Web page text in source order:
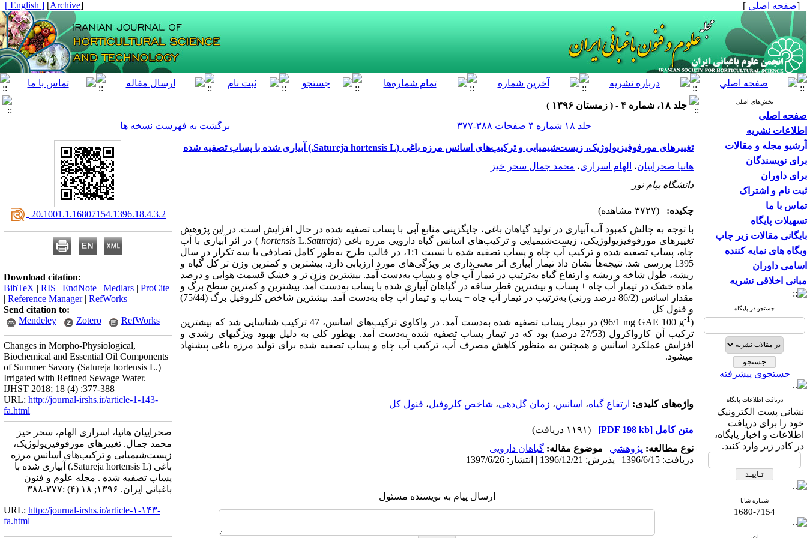
[صفحه اصلی ]
[
Archive
]
[ English ]
بخش‌های اصلی
صفحه اصلی
اطلاعات نشریه
آرشیو مجله و مقالات
برای نویسندگان
برای داوران
ثبت نام و اشتراک
تماس با ما
تسهیلات پایگاه
بایگانی مقالات زیر چاپ
وبگاه های نمایه کننده
اسامی داوران
مبانی اخلاقی نشریه
جستجو در پایگاه
جستجوی پیشرفته
دریافت اطلاعات پایگاه
نشانی پست الکترونیک
خود را برای دریافت
اطلاعات و اخبار پایگاه،
در کادر زیر وارد کنید.
شماره شاپا
1680-7154
جلد ۱۸، شماره ۴ - ( زمستان ۱۳۹۶ )
جلد ۱۸ شماره ۴ صفحات ۳۸۸-۳۷۷
برگشت به فهرست نسخه ها
تغییرهای مورفوفیزیولوژیک، زیست‌شیمیایی و ترکیب‌های اسانس مرزه باغی (Satureja hortensis L.) آبیاری شده با پساب تصفیه شده
هانیا صحراییان، الهام اسراری، محمد جمال سحر خیز
دانشگاه پیام نور
چکیده:
(۳۷۲۷ مشاهده)
با توجه به چالش‏ کمبود آب آبیاری در تولید گیاهان باغی، جایگزینی منابع آبی با پساب تصفیه شده در حال افزایش است. در این پژوهش
تغییرهای مورفوفیزیولوژیکی، زیست‌شیمیایی و ترکیب‌های اسانس گیاه دارویی مرزه باغی (Satureja
hortensisL.
) در اثر آبیاری با آب
چاه، پساب تصفیه شده و ترکیب آب چاه و پساب تصفیه شده با نسبت 1:1، در قالب طرح به‌طور کامل تصادفی
با سه تکرار در سال
1395 بررسی شد.
نتیجه‌ها نشان داد تیمار آبیاری اثر معنی‌‌داری بر ویژگی‌های مورد ارزیابی دارد. بیشترین و کمترین وزن تر کلگیاه و
ریشه، طول شاخه و ریشه و ارتفاع گیاه به‌ترتیب در تیمار آب چاه و پساب به‌دست آمد. بیشترین وزن تر و خشک قسمت هوایی و درصد
ماده خشک در تیمار آب چاه + پساب و بیشترین قطر ساقه در گیاهان آبیاری شده با پساب به‌دست آمد. بیشترین و کمترین سطح برگ و
مقدار اسانس (86/2 درصد وزنی) به‌ترتیب در تیمار آب چاه +
پساب
و تیمار آب چاه به‌دست آمد. بیشترین شاخص کلروفیل برگ (75/44)
و فنول کل
(
mg GAE 100 g-1 پساب
تصفیه شده به‌دست آمد. در واکاوی ترکیب‌های اسانس، 47 ترکیب شناسایی شد که بیشترین
ترکیب آن کارواکرول (27/53 درصد) بود که در تیمار پساب تصفیه شده به‌دست آمد. به‏طور کلی به دلیل بهبود ویژگی‏های رشدی و
افزایش عملکرد اسانس و همچنین به منظور کاهش مصرف آب، ترکیب آب چاه و پساب تصفیه شده برای تولید مرزه باغی پیشنهاد
می‏شود.
واژه‌های کلیدی: ارتفاع گیاه، اسانس، زمان گل‌‌دهی، شاخص کلروفیل، فنول کل
متن کامل [PDF 198 kb]
(۱۱۹۱ دریافت)
نوع مطالعه: پژوهشي | موضوع مقاله: گیاهان دارویی
دریافت: 1396/6/15 | پذیرش: 1396/12/21 | انتشار: 1397/6/26
ارسال پیام به نویسنده مسئول
‎ 20.1001.1.16807154.1396.18.4.3.2
Download citation:
BibTeX | RIS | EndNote | Medlars | ProCite
| Reference Manager| RefWorks
Send citation to:
Mendeley
Zotero RefWorks
Changes in Morpho-Physiological,
Biochemical and Essential Oil Components
of Summer Savory (Satureja hortensis L.)
Irrigated with Refined Sewage Water.
IJHST 2018; 18 (4) :377-388
URL: http://journal-irshs.ir/article-1-143-
fa.html
صحراییان هانیا، اسراری الهام، سحر خیز
محمد جمال. تغییرهای مورفوفیزیولوژیک،
زیست‌شیمیایی و ترکیب‌های اسانس مرزه
باغی (Satureja hortensis L.) آبیاری شده با
پساب تصفیه شده . مجله علوم و فنون
باغبانی ایران. ۱۳۹۶; ۱۸ (۴) :۳۷۷-۳۸۸
URL: http://journal-irshs.ir/article-۱-۱۴۳-
fa.html